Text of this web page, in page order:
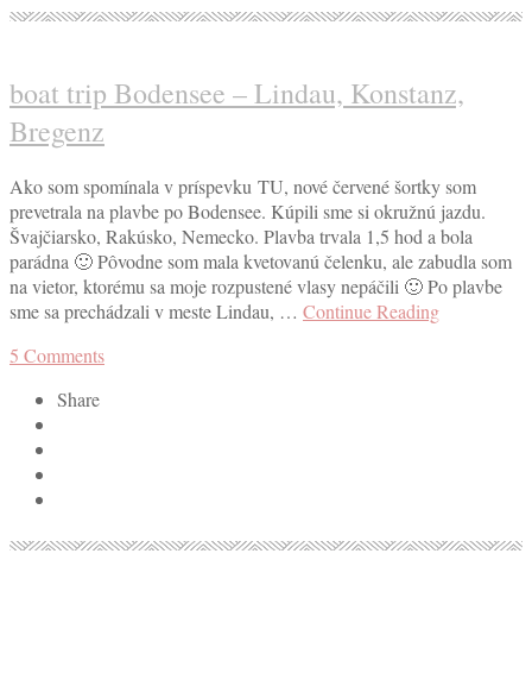
boat trip Bodensee – Lindau, Konstanz,
Bregenz
Ako som spomínala v príspevku TU, nové červené šortky som
prevetrala na plavbe po Bodensee. Kúpili sme si okružnú jazdu.
Švajčiarsko, Rakúsko, Nemecko. Plavba trvala 1,5 hod a bola
parádna 🙂 Pôvodne som mala kvetovanú čelenku, ale zabudla som
na vietor, ktorému sa moje rozpustené vlasy nepáčili 🙂 Po plavbe
sme sa prechádzali v meste Lindau, … Continue Reading
5 Comments
Share